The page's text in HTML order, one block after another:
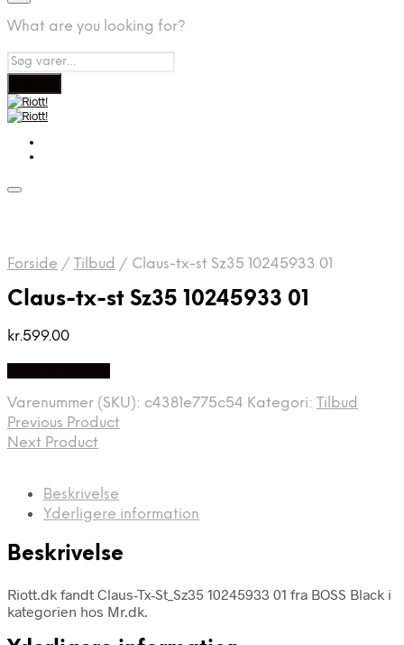
What are you looking for?
Forside / Tilbud / Claus-tx-st Sz35 10245933 01
Claus-tx-st Sz35 10245933 01
kr.599.00
Varenummer (SKU): c4381e775c54 Kategori: Tilbud
Previous Product
Next Product
Beskrivelse
Yderligere information
Beskrivelse
Riott.dk fandt Claus-Tx-St_Sz35 10245933 01 fra BOSS Black i
kategorien hos Mr.dk.